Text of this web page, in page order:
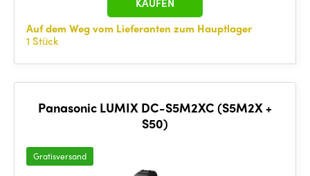
Auf dem Weg vom Lieferanten zum Hauptlager
1 Stück
Panasonic LUMIX DC-S5M2XC (S5M2X +
S50)
Gratisversand